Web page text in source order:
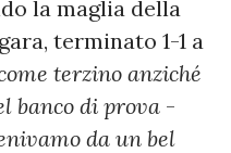
la maglia della
terminato 1-1 a
terzino anziché
banco di prova -
da un bel